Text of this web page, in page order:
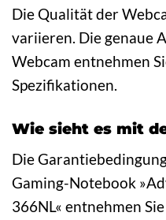
Die Qualität der
variieren. Die genaue
Webcam entnehmen
Spezifikationen.
Wie sieht es mit
Die
Gaming-Notebook
366NL« entnehmen